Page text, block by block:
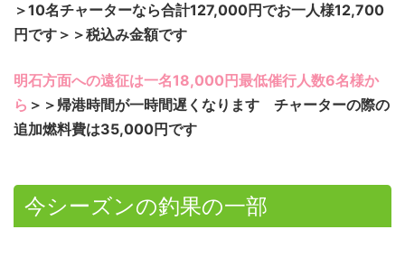
＞10名チャーターなら合計127,000円でお一人様12,700
円です＞＞税込み金額です
明石方面への遠征は一名18,000円最低催行人数6名様か
ら ＞＞帰港時間が一時間遅くなります
チャーターの際の
追加燃料費は35,000円です
今シーズンの釣果の一部